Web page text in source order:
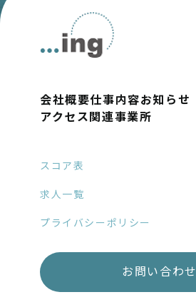
会社概要仕事内容お知らせ
アクセス関連事業所
スコア表
求人一覧
プライバシーポリシー
お問い合わせ